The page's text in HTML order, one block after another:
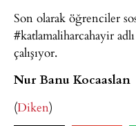
Son olarak öğrenciler
#katlamaliharcahayir
çalışıyor.
Nur Banu Kocaaslan
(Diken)